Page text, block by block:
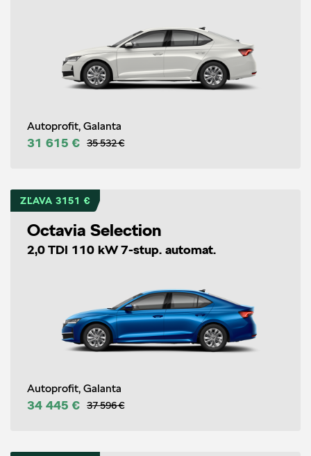
Autoprofit, Galanta
31 615 € 35 532 €
ZĽAVA 3151 €
Octavia Selection
2,0 TDI 110 kW 7-stup. automat.
Autoprofit, Galanta
34 445 € 37 596 €